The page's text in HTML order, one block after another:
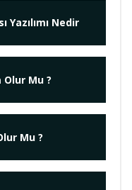
Yazılımı Nedir
Olur Mu ?
Mu ?